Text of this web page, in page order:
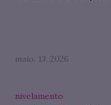
maio. 13, 2026
nivelamento